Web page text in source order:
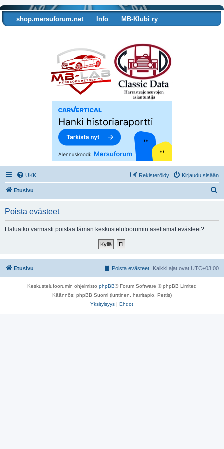
shop.mersuforum.net Info
MB-Klubi ry
UKK Kirjaudu sisään
Rekisteröidy
Etusivu
Poista evästeet
Haluatko varmasti poistaa tämän keskustelufoorumin asettamat evästeet?
Etusivu Kaikki ajat ovat UTC+03:00
Poista evästeet
Keskustelufoorumin ohjelmisto phpBB® Forum Software © phpBB Limited
Käännös: phpBB Suomi (lurttinen, harritapio, Pettis)
Yksityisyys | Ehdot